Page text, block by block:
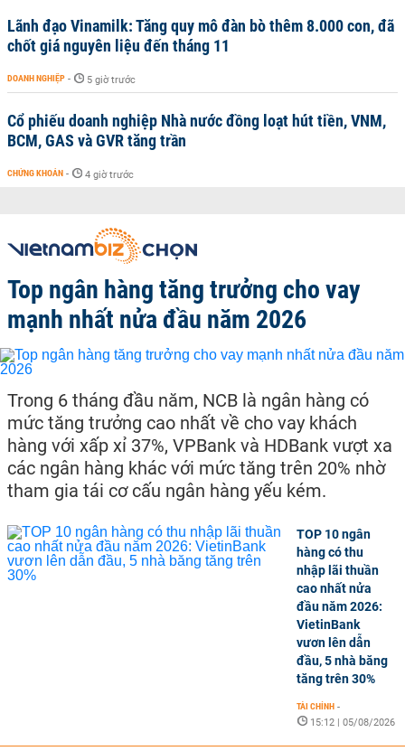
Lãnh đạo Vinamilk: Tăng quy mô đàn bò thêm 8.000 con, đã
chốt giá nguyên liệu đến tháng 11
DOANH NGHIỆP - 5 giờ trước
Cổ phiếu doanh nghiệp Nhà nước đồng loạt hút tiền, VNM,
BCM, GAS và GVR tăng trần
CHỨNG KHOÁN - 4 giờ trước
Top ngân hàng tăng trưởng cho vay
mạnh nhất nửa đầu năm 2026
Trong 6 tháng đầu năm, NCB là ngân hàng có
mức tăng trưởng cao nhất về cho vay khách
hàng với xấp xỉ 37%, VPBank và HDBank vượt xa
các ngân hàng khác với mức tăng trên 20% nhờ
tham gia tái cơ cấu ngân hàng yếu kém.
TOP 10 ngân
hàng có thu
nhập lãi thuần
cao nhất nửa
đầu năm 2026:
VietinBank
vươn lên dẫn
đầu, 5 nhà băng
tăng trên 30%
TÀI CHÍNH -
15:12 | 05/08/2026